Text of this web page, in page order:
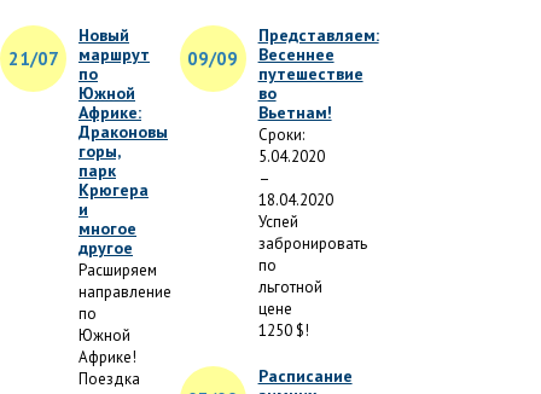
21/07
Новый
маршрут
по
Южной
Африке:
Драконовы
горы,
парк
Крюгера
и
многое
другое
Расширяем
направление
по
Южной
Африке!
Поездка
09/09
Представляем:
Весеннее
путешествие
во
Вьетнам!
Сроки:
5.04.2020
–
18.04.2020
Успей
забронировать
по
льготной
цене
1250 $!
Расписание